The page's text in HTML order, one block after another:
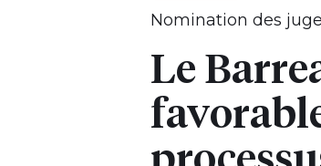
Nomination des
Le